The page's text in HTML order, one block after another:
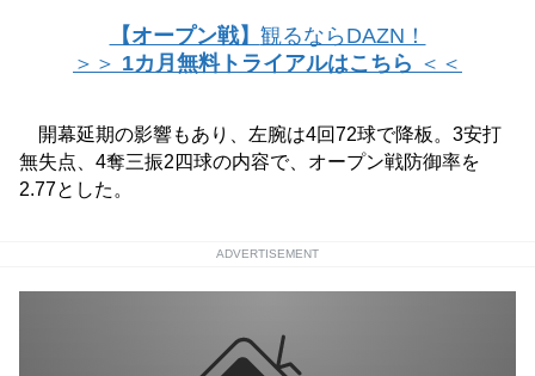
【オープン戦】 観るならDAZN！
＞＞ 1カ月無料トライアルはこちら ＜＜
開幕延期の影響もあり、左腕は4回72球で降板。3安打
無失点、4奪三振2四球の内容で、オープン戦防御率を
2.77とした。
ADVERTISEMENT